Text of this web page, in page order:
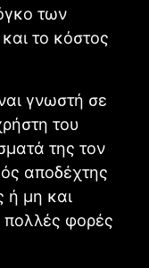
των
το κόστος
γνωστή σε
του
της τον
αποδέχτης
ή μη και
φορές